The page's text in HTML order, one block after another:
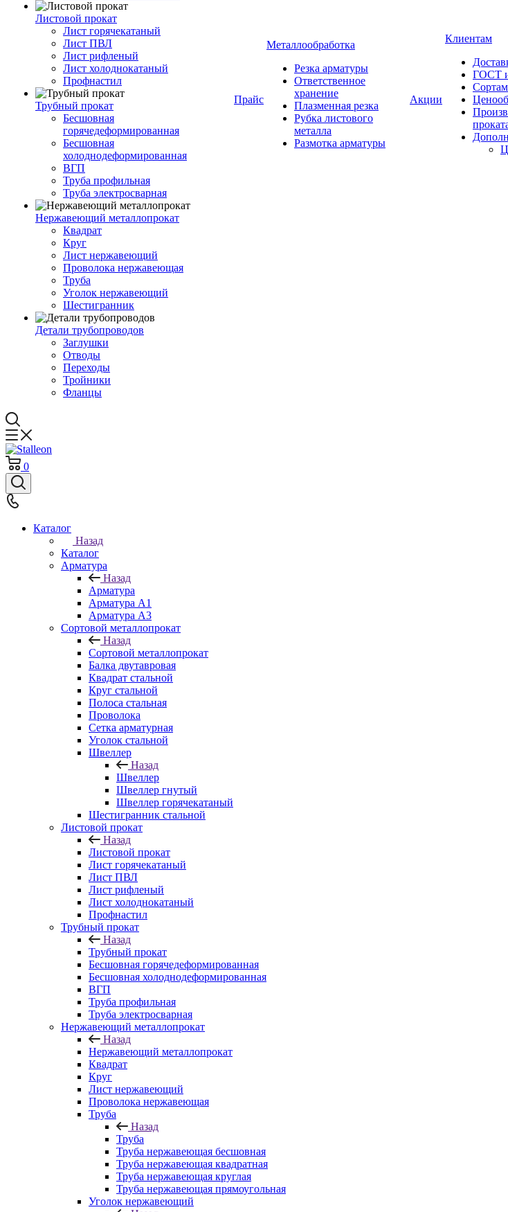
Листовой прокат
Лист горячекатаный
Лист ПВЛ
Лист рифленый
Лист холоднокатаный
Профнастил
Трубный прокат
Бесшовная
горячедеформированная
Бесшовная
холоднодеформированная
ВГП
Труба профильная
Труба электросварная
Нержавеющий металлопрокат
Квадрат
Круг
Лист нержавеющий
Проволока нержавеющая
Труба
Уголок нержавеющий
Шестигранник
Детали трубопроводов
Заглушки
Отводы
Переходы
Тройники
Фланцы
Прайс
Металлообработка
Резка арматуры
Ответственное
хранение
Плазменная резка
Рубка листового
металла
Размотка арматуры
Акции
Клиентам
ГОСТ
0
Каталог
Назад
Каталог
Арматура
Назад
Арматура
Арматура A1
Арматура А3
Сортовой металлопрокат
Назад
Сортовой металлопрокат
Балка двутавровая
Квадрат стальной
Круг стальной
Полоса стальная
Проволока
Сетка арматурная
Уголок стальной
Швеллер
Назад
Швеллер
Швеллер гнутый
Швеллер горячекатаный
Шестигранник стальной
Листовой прокат
Назад
Листовой прокат
Лист горячекатаный
Лист ПВЛ
Лист рифленый
Лист холоднокатаный
Профнастил
Трубный прокат
Назад
Трубный прокат
Бесшовная горячедеформированная
Бесшовная холоднодеформированная
ВГП
Труба профильная
Труба электросварная
Нержавеющий металлопрокат
Назад
Нержавеющий металлопрокат
Квадрат
Круг
Лист нержавеющий
Проволока нержавеющая
Труба
Назад
Труба
Труба нержавеющая бесшовная
Труба нержавеющая квадратная
Труба нержавеющая круглая
Труба нержавеющая прямоугольная
Уголок нержавеющий